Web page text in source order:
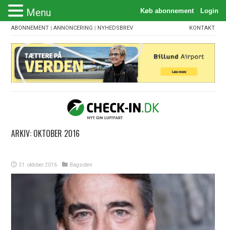
ABONNEMENT |ANNONCERING | NYHEDSBREV KONTAKT
ARKIV: OKTOBER 2016
31. oktober 2016 Bagsiden
Menu